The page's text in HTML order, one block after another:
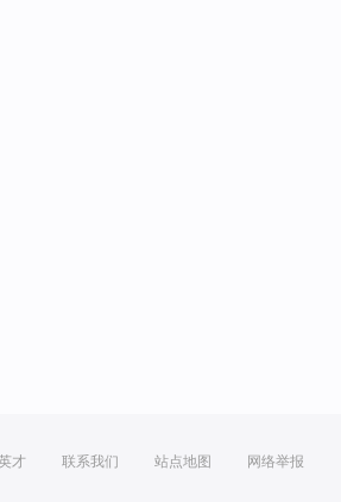
才 联系我们 站点地图 网络举报